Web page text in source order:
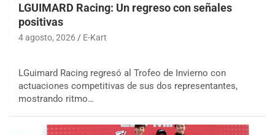
LGUIMARD Racing: Un regreso con señales
positivas
4 agosto, 2026 E-Kart
LGuimard Racing regresó al Trofeo de Invierno con
actuaciones competitivas de sus dos representantes,
mostrando ritmo…